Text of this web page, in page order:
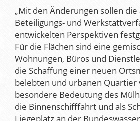
„Mit den Änderungen sollen die
Beteiligungs- und
entwickelten Perspektiven
Für die Flächen sind eine
Wohnungen, Büros und
die Schaffung einer neuen
belebten und urbanen Quartier
besondere Bedeutung des
die Binnenschifffahrt und als